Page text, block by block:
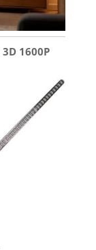
1600P